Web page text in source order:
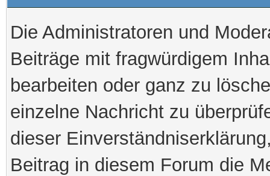
Die Administratoren und
Beiträge mit fragwürdigem
bearbeiten oder ganz zu
einzelne Nachricht zu
dieser
Beitrag in diesem Forum die